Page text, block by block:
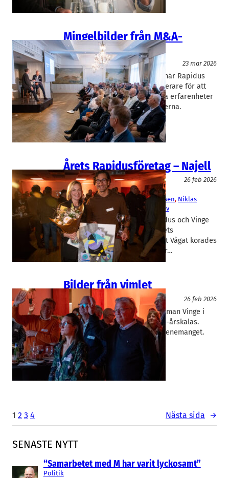
SENASTE NYTT
“Samarbetet med M har varit lyckosamt”
Politik
berättade om…
Mingelbilder från M&A-
nätverket
Event 23 mar 2026
Mer än 100 personer slöt upp när Rapidus
samlade företagare och investerare för att
nätverka och lyssna på lärorika erfarenheter
av företagsaffärer. Här är bilderna.
Årets Rapidusföretag – Najell
Event
26 feb 2026
Falkenklev Logistik , Najell
Dan Olofsson, Freja Najafi Kristensen, Niklas
Najafi Kristensen
Victor Falkenklev
På onsdagkvällen ställde Rapidus och Vinge
till med storslagen fest när Årets
Rapidusföretag och Årets Friskt Vågat korades
för 25:e året i rad. Vinnarna har…
Bilder från vimlet
Event 26 feb 2026
Det var fullt hus hos Advokatfirman Vinge i
Malmö när Rapidus bjöd på 26-årskalas.
Kolla in mingelbilderna från evenemanget.
1 2 3 4 Nästa sida →